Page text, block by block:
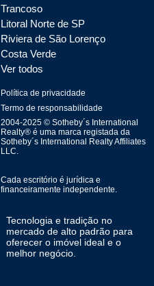
Trancoso
Litoral Norte de SP
Riviera de São Lorenço
Costa Verde
Ver todos
Política de privacidade
Termo de responsabilidade
2004-2025 © Sotheby´s International
Realty® é uma marca registada da
Sotheby´s International Realty Affiliates
LLC.
Cada escritório é jurídica e
financeiramente independente.
Tecnologia e tradição no
mercado de alto padrão para
oferecer o imóvel ideal e o
melhor negócio.